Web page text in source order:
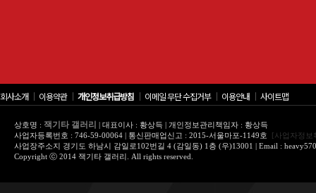
회사소개│ 이용약관│ 개인정보취급방침 │ 이메일 무단 수집거부│ 이용안내 │ 사이트맵
상호명 : 잭기타 갤러리 | 대표이사 : 황상득 | 개인정보관리책임자 : 황상득
사업자등록번호 : 746-59-00064 | 통신판매업신고 : 2015-서울마포-1149호 [사업자정보
사업장주소지 경기도 하남시 감일로102번길 4 (감일동) 1층 (우)13001 | Email :
Copyright ⓒ 2014 잭기타 갤러리. All rights reserved.